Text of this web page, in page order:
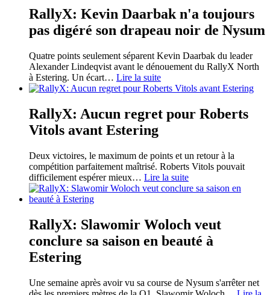
RallyX: Kevin Daarbak n'a toujours
pas digéré son drapeau noir de Nysum
Quatre points seulement séparent Kevin Daarbak du leader
Alexander Lindeqvist avant le dénouement du RallyX North
à Estering. Un écart… Lire la suite
RallyX: Aucun regret pour Roberts
Vitols avant Estering
Deux victoires, le maximum de points et un retour à la
compétition parfaitement maîtrisé. Roberts Vitols pouvait
difficilement espérer mieux… Lire la suite
RallyX: Slawomir Woloch veut
conclure sa saison en beauté à
Estering
Une semaine après avoir vu sa course de Nysum s'arrêter net